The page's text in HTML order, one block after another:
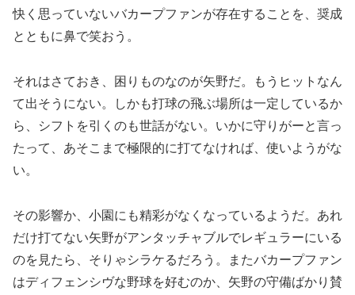
快く思っていないバカープファンが存在することを、奨成
とともに鼻で笑おう。
それはさておき、困りものなのが矢野だ。もうヒットなん
て出そうにない。しかも打球の飛ぶ場所は一定しているか
ら、シフトを引くのも世話がない。いかに守りがーと言っ
たって、あそこまで極限的に打てなければ、使いようがな
い。
その影響か、小園にも精彩がなくなっているようだ。あれ
だけ打てない矢野がアンタッチャブルでレギュラーにいる
のを見たら、そりゃシラケるだろう。またバカープファン
はディフェンシヴな野球を好むのか、矢野の守備ばかり賛